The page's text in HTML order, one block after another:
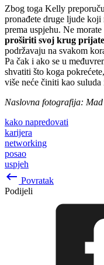
Zbog toga Kelly
pronađete druge ljude
prema uspjehu. Ne
proširiti svoj krug
podržavaju na svakom
Pa čak i ako se u
shvatiti što koga
više neće činiti kao suluda
Naslovna fotografija:
kako napredovati
karijera
networking
posao
uspjeh
keyboard_backspace Povratak
Podijeli